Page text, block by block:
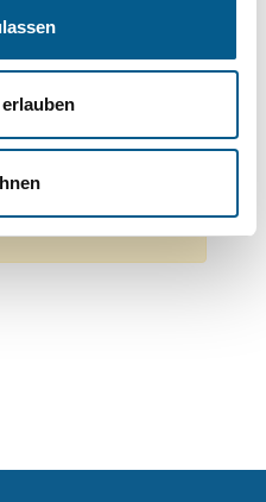
Kunst & Kultur
Engagement